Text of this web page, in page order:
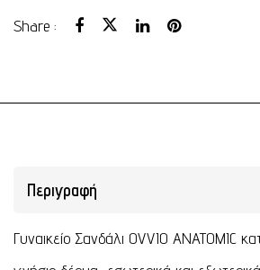
Share :
Περιγραφή
Γυναικείο Σανδάλι OVVIO ANATOMIC